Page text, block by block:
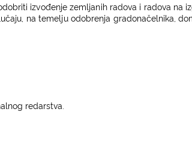
iti izvođenje zemljanih radova i radova na
, natemelju odobrenja gradonačelnika, do
lnog redarstva.